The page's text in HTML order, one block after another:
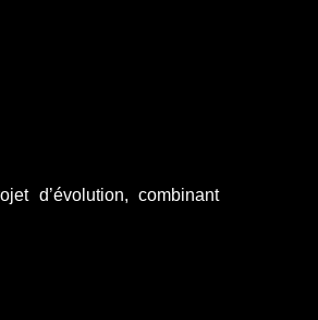
d’évolution, combinant